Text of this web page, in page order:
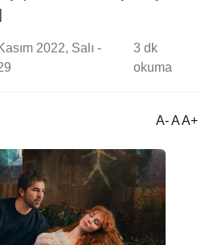
2022, Salı -
3 dk
okuma
A- A A+